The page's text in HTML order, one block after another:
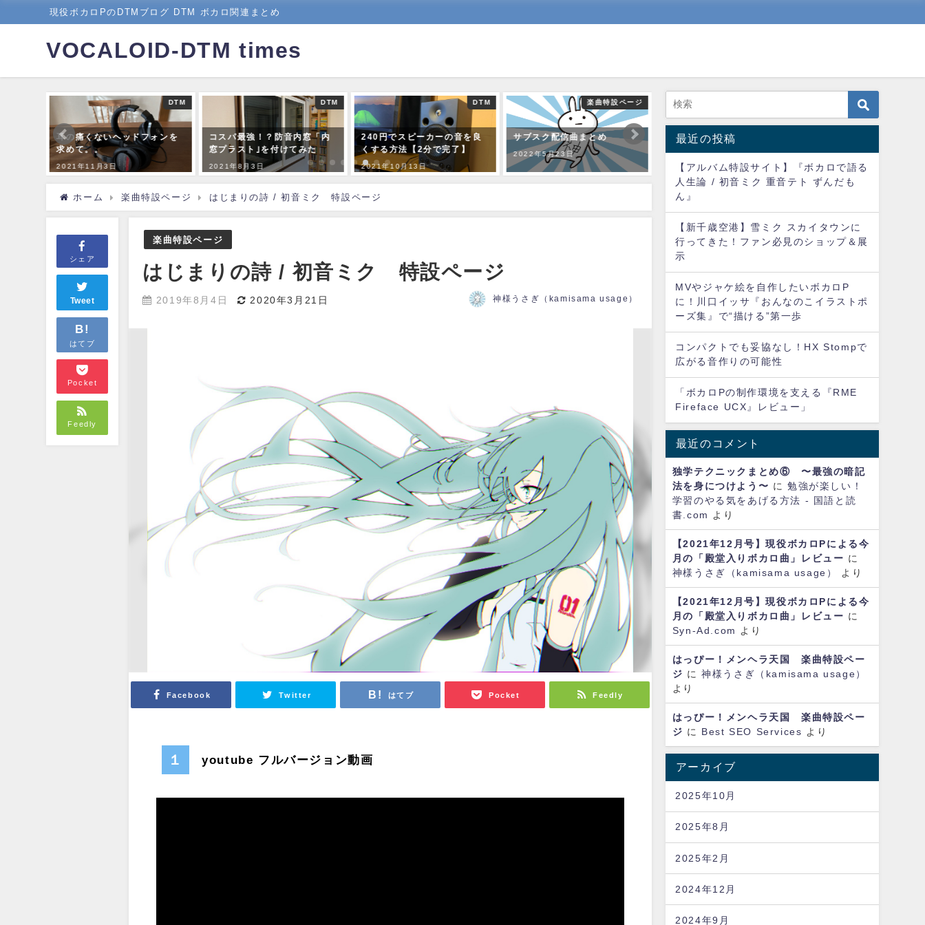
現役ボカロPのDTMブログ DTM ボカロ関連まとめ
VOCALOID-DTM times
DTM
耳の痛くないヘッドフォンを
求めて。。
2021年11月3日
DTM
コスパ最強！？防音内窓「内
窓プラスト｣を付けてみた
2021年8月3日
DTM
240円でスピーカーの音を良
くする方法【2分で完了】
2021年10月13日
楽曲特設ページ
サブスク配信曲まとめ
2022年5月23日
人気ボカロPたちの「平均的
【Twitterトレンド】
2022年2月17日
2021年10月13日
ホーム 楽曲特設ページ はじまりの詩 / 初音ミク 特設ページ
シェア
Tweet
B!
はてブ
Pocket
Feedly
楽曲特設ページ
はじまりの詩 / 初音ミク 特設ページ
2019年8月4日 2020年3月21日 神様うさぎ（kamisama usage）
Facebook Twitter はてブ Pocket Feedly
１ youtube フルバージョン動画
最近の投稿
【アルバム特設サイト】『ボカロで語る
人生論 / 初音ミク 重音テト ずんだも
ん』
【新千歳空港】雪ミク スカイタウンに
行ってきた！ファン必見のショップ＆展
示
MVやジャケ絵を自作したいボカロP
に！川口イッサ『おんなのこイラストポ
ーズ集』で“描ける”第一歩
コンパクトでも妥協なし！HX Stompで
広がる音作りの可能性
「ボカロPの制作環境を支える『RME
Fireface UCX』レビュー」
最近のコメント
独学テクニックまとめ⑥ 〜最強の暗記
法を身につけよう〜 に勉強が楽しい！
学習のやる気をあげる方法 - 国語と読
書.com
より
【2021年12月号】現役ボカロPによる今
月の「殿堂入りボカロ曲」レビュー に
神様うさぎ（kamisama usage）
より
【2021年12月号】現役ボカロPによる今
月の「殿堂入りボカロ曲」レビュー に
Syn-Ad.com
より
はっぴー！メンヘラ天国 楽曲特設ペー
ジ に神様うさぎ（kamisama usage）
より
はっぴー！メンヘラ天国 楽曲特設ペー
ジ に Best SEO Services より
アーカイブ
2025年10月
2025年8月
2025年2月
2024年12月
2024年9月